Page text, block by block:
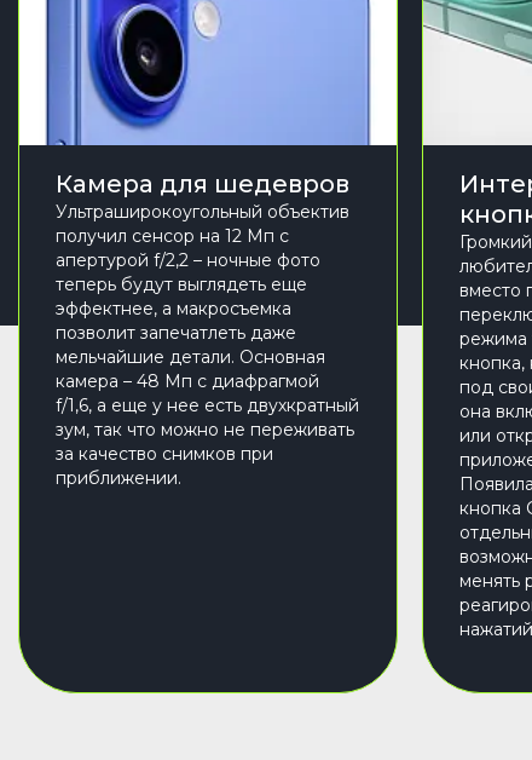
Камера для шедевров
Ультраширокоугольный объектив
получил сенсор на 12 Мп с
апертурой f/2,2 – ночные фото
теперь будут выглядеть еще
эффектнее, а макросъемка
позволит запечатлеть даже
мельчайшие детали. Основная
камера – 48 Мп с диафрагмой
f/1,6, а еще у нее есть двухкратный
зум, так что можно не переживать
за качество снимков при
приближении.
вместо
режима
под
она
или
кнопка
менять